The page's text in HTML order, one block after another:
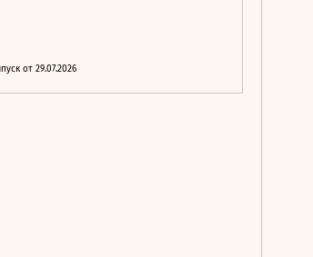
от 29.07.2026